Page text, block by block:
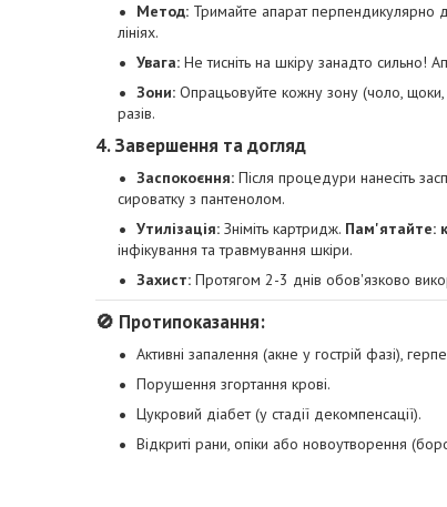
Метод: Тримайте апарат перпендикулярно
лініях.
Увага: Не тисніть на шкіру занадто сильно!
Зони: Опрацьовуйте кожну зону (чоло,
разів.
4. Завершення та догляд
Заспокоєння: Після процедури нанесіть
сироватку з пантенолом.
Утилізація: Зніміть картридж. Пам'ятайте:
інфікування та травмування шкіри.
Захист: Протягом 2-3 днів обов'язково
🚫 Протипоказання:
Активні запалення (акне у гострій фазі),
Порушення згортання крові.
Цукровий діабет (у стадії декомпенсації).
Відкриті рани, опіки або новоутворення